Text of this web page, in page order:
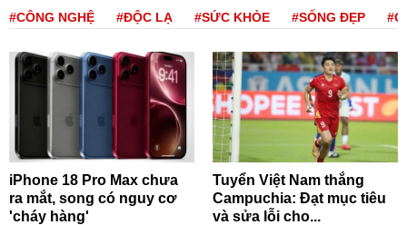
#CÔNG NGHỆ #ĐỘC LẠ #SỨC KHỎE #SỐNG ĐẸP
iPhone 18 Pro Max chưa
ra mắt, song có nguy cơ
'cháy hàng'
Tuyển Việt Nam thắng
Campuchia: Đạt mục tiêu
và sửa lỗi cho...